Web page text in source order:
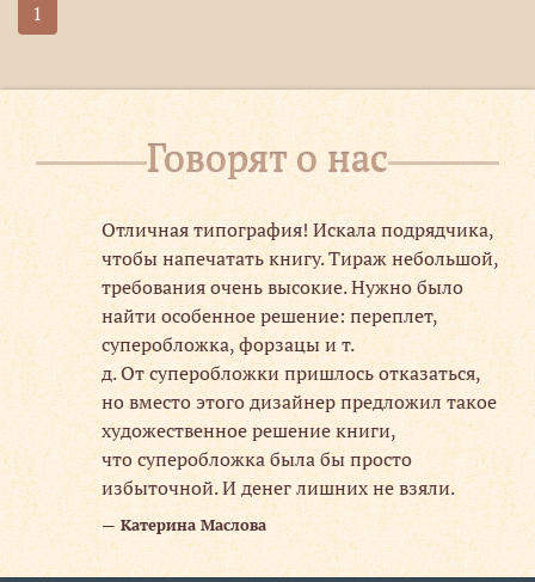
1
Говорят о нас
Отличная типография! Искала подрядчика,
чтобы напечатать книгу. Тираж небольшой,
требования очень высокие. Нужно было
найти особенное решение: переплет,
суперобложка, форзацы и т.
д. От суперобложки пришлось отказаться,
но вместо этого дизайнер предложил такое
художественное решение книги,
что суперобложка была бы просто
избыточной. И денег лишних не взяли.
Катерина Маслова